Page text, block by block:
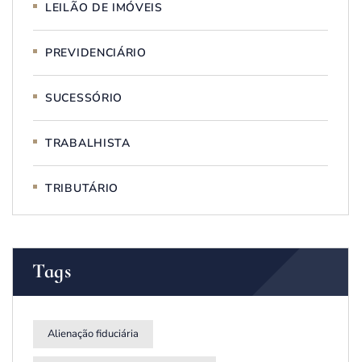
LEILÃO DE IMÓVEIS
PREVIDENCIÁRIO
SUCESSÓRIO
TRABALHISTA
TRIBUTÁRIO
Tags
Alienação fiduciária